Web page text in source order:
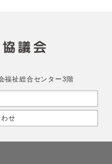
福祉総合センター3階
わせ